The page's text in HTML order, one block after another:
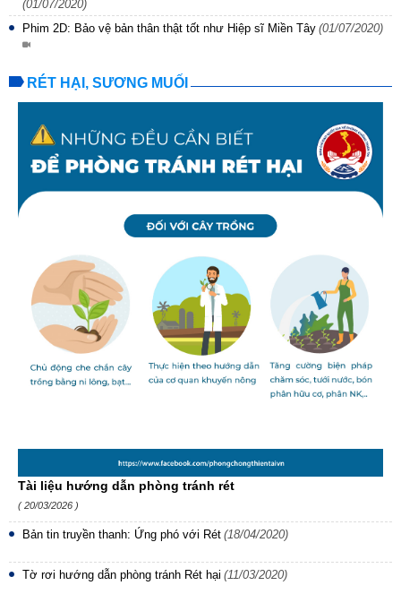
(01/07/2020)
Phim 2D: Bảo vệ bản thân thật tốt như Hiệp sĩ Miền Tây (01/07/2020)
RÉT HẠI, SƯƠNG MUỐI
Tài liệu hướng dẫn phòng tránh rét
( 20/03/2026 )
Bản tin truyền thanh: Ứng phó với Rét (18/04/2020)
Tờ rơi hướng dẫn phòng tránh Rét hại (11/03/2020)